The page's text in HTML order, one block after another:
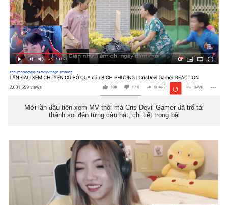
Mới lần đầu tiên xem MV thôi mà Cris Devil Gamer đã trổ tài
thánh soi đến từng câu hát, chi tiết trong bài